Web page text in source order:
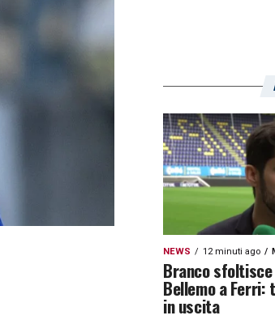
NEWS 12 minuti ago
Branco sfoltisce
Bellemo a
in uscita